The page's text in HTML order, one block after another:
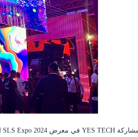
مشاركةYES TECH في معرضSLS Expo 2024